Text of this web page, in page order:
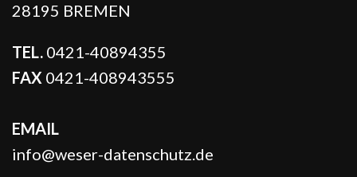
28195 BREMEN
TEL. 0421-40894355
FAX 0421-408943555
EMAIL
info@weser-datenschutz.de